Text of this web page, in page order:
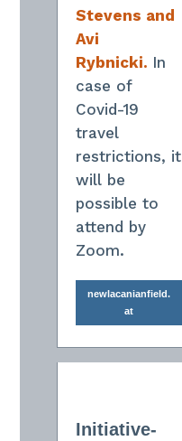
Stevens and
Avi
Rybnicki. In
case of
Covid-19
travel
restrictions, it
will be
possible to
attend by
Zoom.
newlacanianfield.
at
Initiative-